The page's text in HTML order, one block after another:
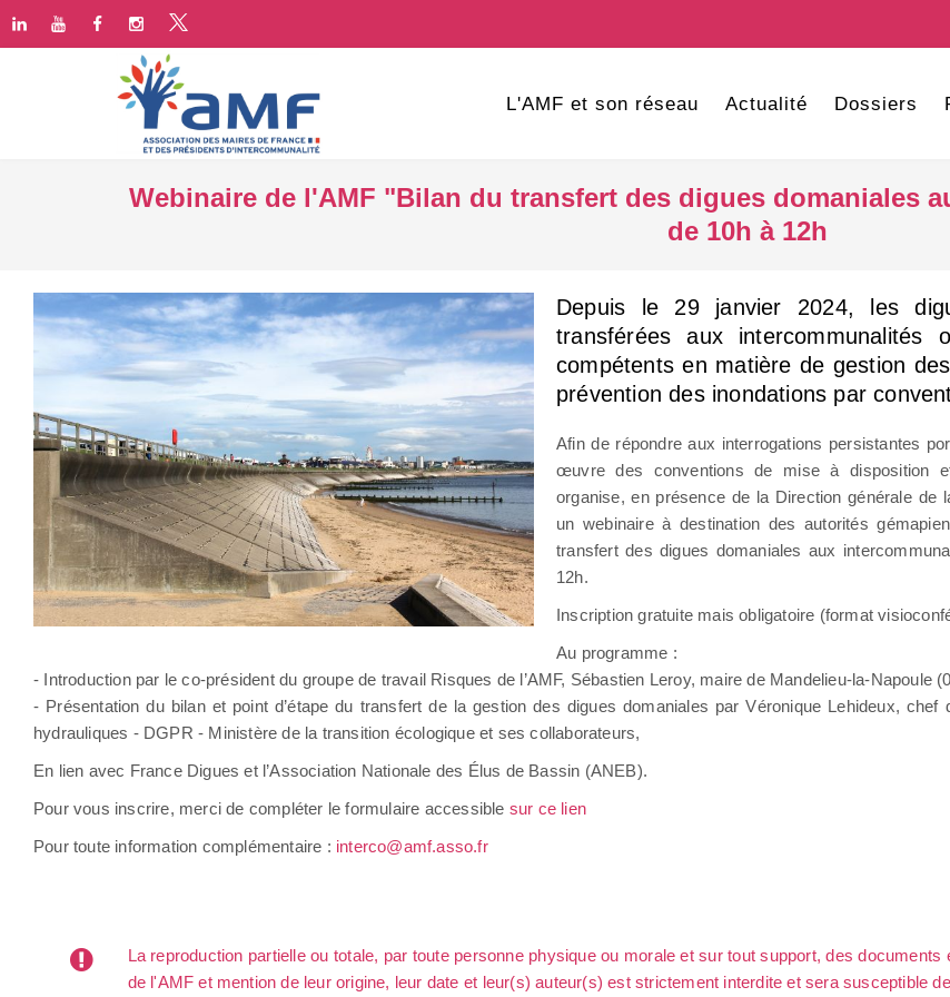
L'AMF et son réseau Actualité Dossiers
Webinaire de l'AMF "Bilan du transfert des digues domaniales
de 10h à 12h
Depuis le 29 janvier 2024, les
transférées aux intercommunalités
compétents en matière de gestion
prévention des inondations par
Afin de répondre aux interrogations persistantes
œuvre des conventions de mise à disposition
organise, en présence de la Direction générale de
un webinaire à destination des autorités
transfert des digues domaniales aux
12h.
Inscription gratuite mais obligatoire (format
Au programme :
- Introduction par le co-président du groupe de travail Risques de l’AMF, Sébastien Leroy, maire de Mandelieu-la-Napoule
- Présentation du bilan et point d’étape du transfert de la gestion des digues domaniales par Véronique Lehideux,
hydrauliques - DGPR - Ministère de la transition écologique et ses collaborateurs,
En lien avec France Digues et l’Association Nationale des Élus de Bassin (ANEB).
Pour vous inscrire, merci de compléter le formulaire accessible sur ce lien
Pour toute information complémentaire : interco@amf.asso.fr
La reproduction partielle ou totale, par toute personne physique ou morale et sur tout support, des
de l'AMF et mention de leur origine, leur date et leur(s) auteur(s) est strictement interdite et sera susceptible